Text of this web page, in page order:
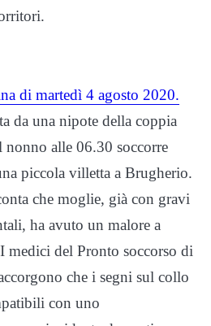
di martedì 4 agosto 2020.
da una nipote della coppia
nonno alle 06.30 soccorre
piccola villetta a Brugherio.
che moglie, già con gravi
ha avuto un malore a
medici del Pronto soccorso di
che i segni sul collo
con uno